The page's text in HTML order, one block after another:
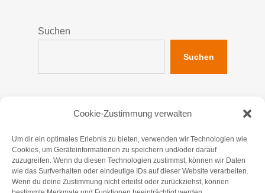
Cookie-Zustimmung verwalten
Um dir ein optimales Erlebnis zu bieten, verwenden wir Technologien wie
Cookies, um Geräteinformationen zu speichern und/oder darauf
zuzugreifen. Wenn du diesen Technologien zustimmst, können wir Daten
wie das Surfverhalten oder eindeutige IDs auf dieser Website verarbeiten.
Wenn du deine Zustimmung nicht erteilst oder zurückziehst, können
Suchen
Suchen
Neueste Beiträge
Hallo Welt!
Neueste Kommentare